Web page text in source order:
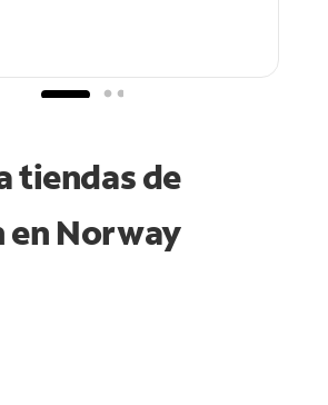
tiendas de
en Norway